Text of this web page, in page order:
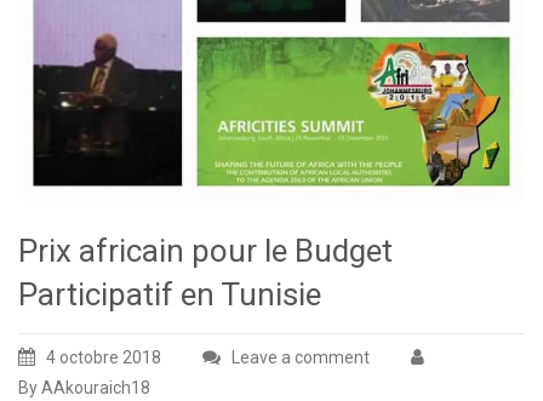
Prix africain pour le Budget
Participatif en Tunisie
4 octobre 2018
Leave a comment
By AAkouraich18